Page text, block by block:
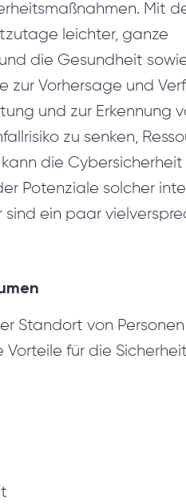
Mit
leichter, ganze
die Gesundheit
zur Vorhersage und
und zur Erkennung
zu senken,
die Cybersicherheit
Potenziale solcher
sind ein paar
Standort von
für die